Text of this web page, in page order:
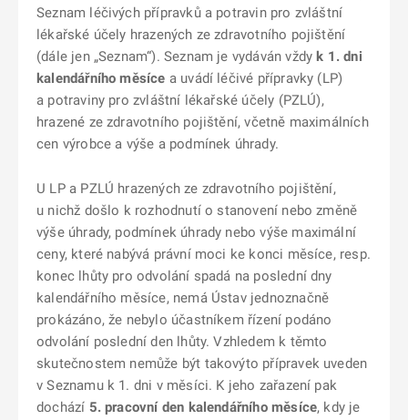
Seznam léčivých přípravků a potravin pro zvláštní
lékařské účely hrazených ze zdravotního pojištění
(dále jen „Seznam“). Seznam je vydáván vždy k 1. dni
kalendářního měsíce a uvádí léčivé přípravky (LP)
a potraviny pro zvláštní lékařské účely (PZLÚ),
hrazené ze zdravotního pojištění, včetně maximálních
cen výrobce a výše a podmínek úhrady.
U LP a PZLÚ hrazených ze zdravotního pojištění,
u nichž došlo k rozhodnutí o stanovení nebo změně
výše úhrady, podmínek úhrady nebo výše maximální
ceny, které nabývá právní moci ke konci měsíce, resp.
konec lhůty pro odvolání spadá na poslední dny
kalendářního měsíce, nemá Ústav jednoznačně
prokázáno, že nebylo účastníkem řízení podáno
odvolání poslední den lhůty. Vzhledem k těmto
skutečnostem nemůže být takovýto přípravek uveden
v Seznamu k 1. dni v měsíci. K jeho zařazení pak
dochází 5. pracovní den kalendářního měsíce, kdy je